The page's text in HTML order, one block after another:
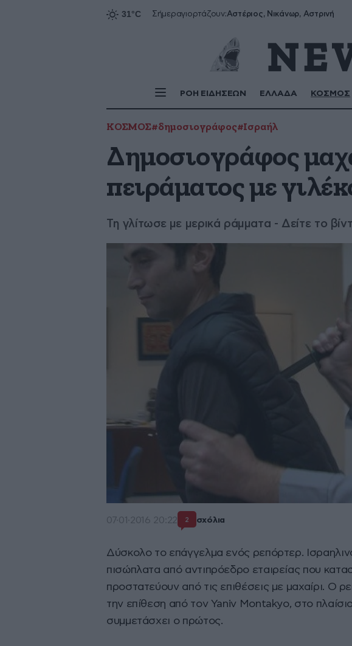
Σήμεραγιορτάζουν:Αστέριος, Νικάνωρ, Αστρινή
ΡΟΗ ΕΙΔΗΣΕΩΝ ΕΛΛΑΔΑ ΚΟΣΜΟΣ
ΚΟΣΜΟΣ#δημοσιογράφος#Ισραήλ
Δημοσιογράφος
πειράματος με
Τη γλίτωσε με μερικά ράμματα - Δείτε το
07·01·2016 20:22 2 σχόλια
Δύσκολο το επάγγελμα ενός ρεπόρτερ.
πισώπλατα από αντιπρόεδρο εταιρείας που
προστατεύουν από τις επιθέσεις με μαχαίρι. Ο
την επίθεση από τον Yaniv Montakyo, στο
συμμετάσχει ο πρώτος.